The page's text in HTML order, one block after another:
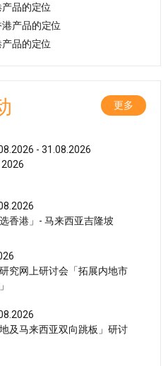
品的定位
产品的定位
品的定位
更多
- 31.08.2026
2026
香港」- 马来西亚吉隆坡
究网上研讨会「拓展内地市
及马来西亚双向跳板」研讨